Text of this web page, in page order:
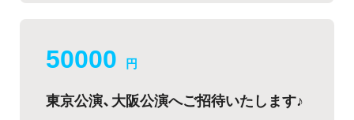
50000 円
東京公演、大阪公演へご招待いたします♪